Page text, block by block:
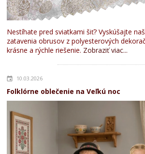
Nestíhate pred sviatkami šiť? Vyskúšajte
zatavenia obrusov z polyesterových
krásne a rýchle riešenie. Zobraziť viac...
10.03.2026
Folklórne oblečenie na Veľkú noc